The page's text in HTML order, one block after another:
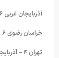
آذربایجان غربی ۶ – اصفهان ۵
خراسان رضوی ۶ – کرمانشاه ۵
تهران ۴ – آذربایجان شرقی (تک تایر) ۰